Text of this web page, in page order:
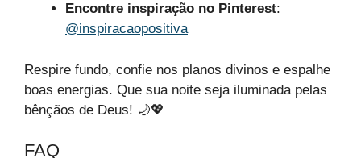
Encontre inspiração no Pinterest:
@inspiracaopositiva
Respire fundo, confie nos planos divinos e espalhe
boas energias. Que sua noite seja iluminada pelas
bênçãos de Deus! 🌙💖
FAQ